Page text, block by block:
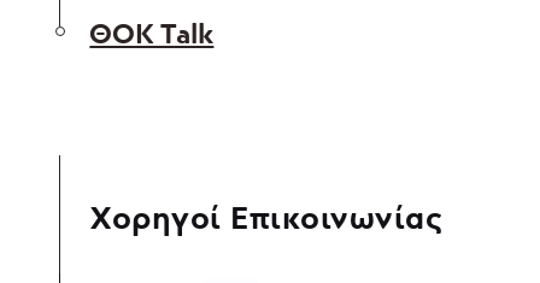
ΘΟΚ Talk
Χορηγοί Επικοινωνίας